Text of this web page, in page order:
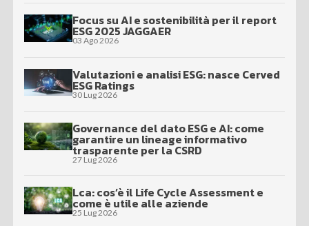
Focus su AI e sostenibilità per il report
ESG 2025 JAGGAER
03 Ago 2026
Valutazioni e analisi ESG: nasce Cerved
ESG Ratings
30 Lug 2026
Governance del dato ESG e AI: come
garantire un lineage informativo
trasparente per la CSRD
27 Lug 2026
Lca: cos’è il Life Cycle Assessment e
come è utile alle aziende
25 Lug 2026